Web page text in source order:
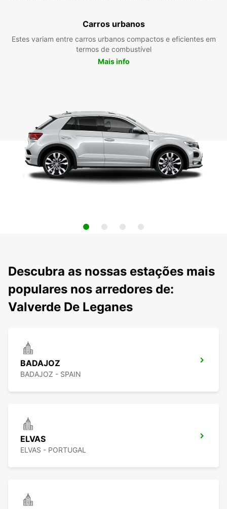
Carros urbanos
Estes variam entre carros urbanos compactos e eficientes em
termos de combustível
Mais info
Descubra as nossas estações mais
populares nos arredores de:
Valverde De Leganes
BADAJOZ
BADAJOZ - SPAIN
ELVAS
ELVAS - PORTUGAL